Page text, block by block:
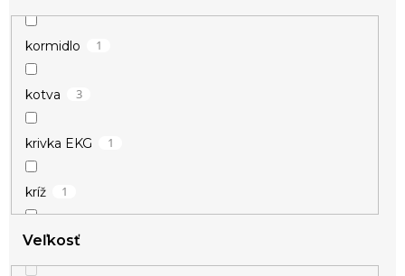
kormidlo 1
kotva 3
krivka EKG 1
kríž 1
krúžok
Veľkosť